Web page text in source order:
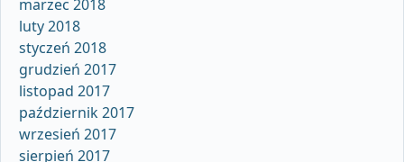
marzec 2018
luty 2018
styczeń 2018
grudzień 2017
listopad 2017
październik 2017
wrzesień 2017
sierpień 2017